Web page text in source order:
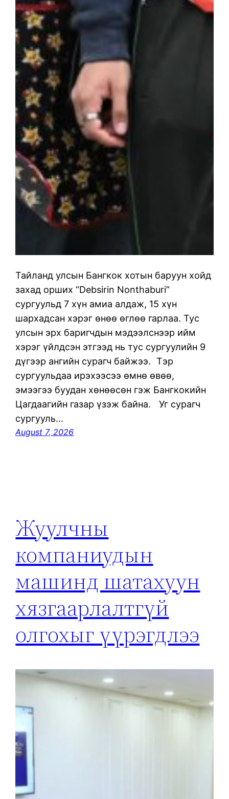
Тайланд улсын Бангкок хотын баруун хойд
захад орших “Debsirin Nonthaburi”
сургуульд 7 хүн амиа алдаж, 15 хүн
шархадсан хэрэг өнөө өглөө гарлаа. Тус
улсын эрх баригчдын мэдээлснээр ийм
хэрэг үйлдсэн этгээд нь тус сургуулийн 9
дүгээр ангийн сурагч байжээ. Тэр
сургуульдаа ирэхээсээ өмнө өвөө,
эмээгээ буудан хөнөөсөн гэж Бангкокийн
Цагдаагийн газар үзэж байна. Уг сурагч
сургууль…
August 7, 2026
Жуулчны
компаниудын
машинд шатахуун
хязгаарлалтгүй
олгохыг үүрэгдлээ